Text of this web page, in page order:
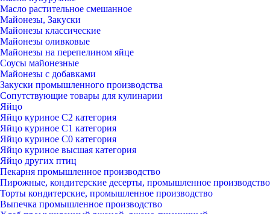
Масло растительное смешанное
Майонезы, Закуски
Майонезы классические
Майонезы оливковые
Майонезы на перепелином яйце
Соусы майонезные
Майонезы с добавками
Закуски промышленного производства
Сопутствующие товары для кулинарии
Яйцо
Яйцо куриное С2 категория
Яйцо куриное С1 категория
Яйцо куриное С0 категория
Яйцо куриное высшая категория
Яйцо других птиц
Пекарня промышленное производство
Пирожные, кондитерские десерты, промышленное производство
Торты кондитерские, промышленное производство
Выпечка промышленное производство